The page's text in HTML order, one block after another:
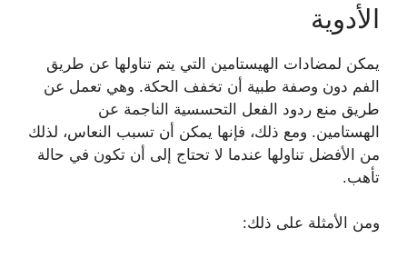
الأدوية
يمكن لمضادات الهيستامين التي يتم تناولها عن طريق
الفم دون وصفة طبية أن تخفف الحكة. وهي تعمل عن
طريق منع ردود الفعل التحسسية الناجمة عن
الهستامين. ومع ذلك، فإنها يمكن أن تسبب النعاس، لذلك
من الأفضل تناولها عندما لا تحتاج إلى أن تكون في حالة
تأهب.
ومن الأمثلة على ذلك: